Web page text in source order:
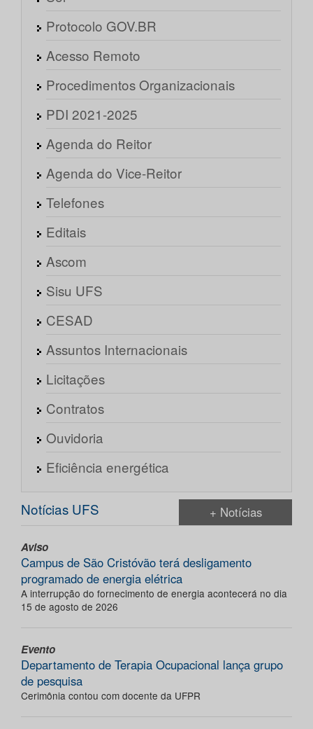
Protocolo GOV.BR
Acesso Remoto
Procedimentos Organizacionais
PDI 2021-2025
Agenda do Reitor
Agenda do Vice-Reitor
Telefones
Editais
Ascom
Sisu UFS
CESAD
Assuntos Internacionais
Licitações
Contratos
Ouvidoria
Eficiência energética
Notícias UFS + Notícias
Aviso
Campus de São Cristóvão terá desligamento
programado de energia elétrica
A interrupção do fornecimento de energia acontecerá no dia
15 de agosto de 2026
Evento
Departamento de Terapia Ocupacional lança grupo
de pesquisa
Cerimônia contou com docente da UFPR